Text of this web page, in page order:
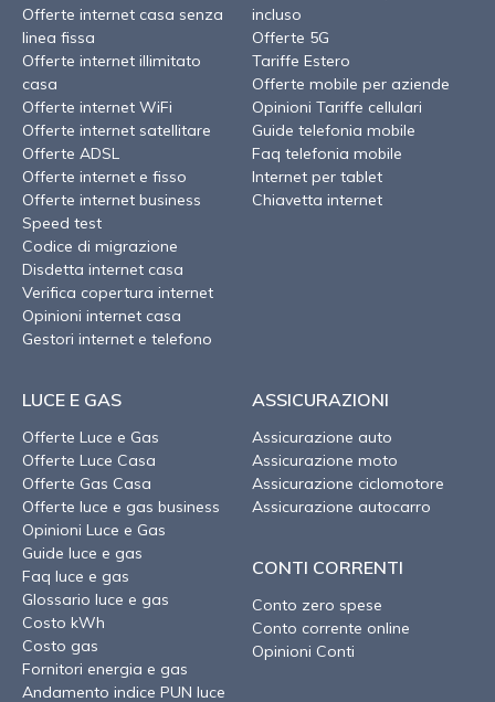
Offerte internet casa senza
linea fissa
Offerte internet illimitato
casa
Offerte internet WiFi
Offerte internet satellitare
Offerte ADSL
Offerte internet e fisso
Offerte internet business
Speed test
Codice di migrazione
Disdetta internet casa
Verifica copertura internet
Opinioni internet casa
Gestori internet e telefono
incluso
Offerte 5G
Tariffe Estero
Offerte mobile per aziende
Opinioni Tariffe cellulari
Guide telefonia mobile
Faq telefonia mobile
Internet per tablet
Chiavetta internet
LUCE E GAS
Offerte Luce e Gas
Offerte Luce Casa
Offerte Gas Casa
Offerte luce e gas business
Opinioni Luce e Gas
Guide luce e gas
Faq luce e gas
Glossario luce e gas
Costo kWh
Costo gas
Fornitori energia e gas
Andamento indice PUN luce
ASSICURAZIONI
Assicurazione auto
Assicurazione moto
Assicurazione ciclomotore
Assicurazione autocarro
CONTI CORRENTI
Conto zero spese
Conto corrente online
Opinioni Conti